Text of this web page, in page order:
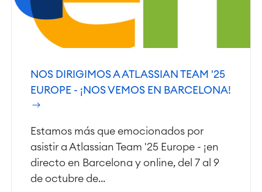
NOS DIRIGIMOS A ATLASSIAN TEAM '25
EUROPE - ¡NOS VEMOS EN BARCELONA!
Estamos más que emocionados por
asistir a Atlassian Team '25 Europe - ¡en
directo en Barcelona y online, del 7 al 9
de octubre de...